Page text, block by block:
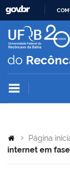
do
Página
internet em